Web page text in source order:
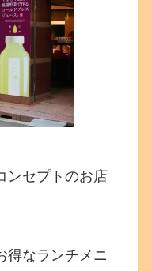
ンセプトのお店
得なランチメニ